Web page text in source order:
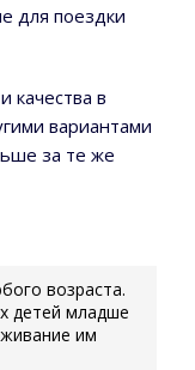
для поездки
в
вариантами
за те же
возраста.
детей младше
им